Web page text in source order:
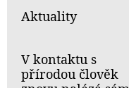
Aktuality
V kontaktu s
přírodou člověk